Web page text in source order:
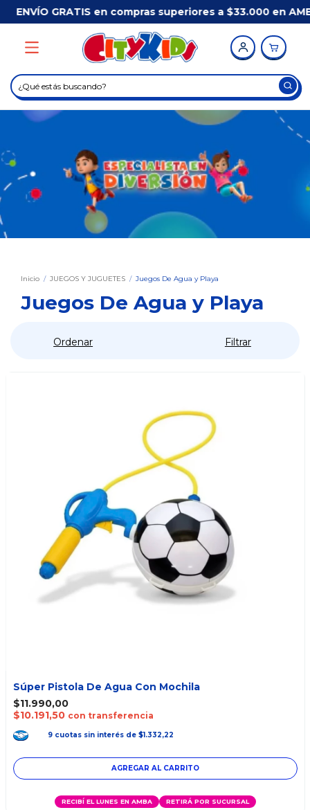
en compras superiores a $33.000 en AMBA* /
Inicio / JUEGOS Y JUGUETES / Juegos De Agua y Playa
Juegos De Agua y Playa
Ordenar Filtrar
Súper Pistola De Agua Con Mochila
$11.990,00
$10.191,50 con transferencia
9 cuotas sin interés de $1.332,22
AGREGAR AL CARRITO
RECIBÍ EL LUNES EN AMBA RETIRÁ POR SUCURSAL